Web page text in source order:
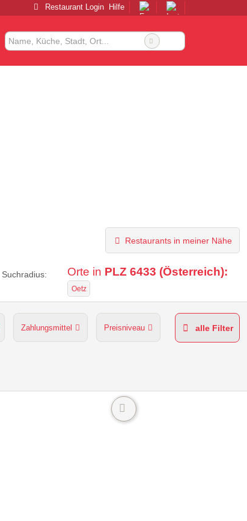
Restaurant Login Hilfe
Restaurants in meiner Nähe
Suchradius: Orte in PLZ 6433 (Österreich):
Oetz
Zahlungsmittel Preisniveau alle Filter